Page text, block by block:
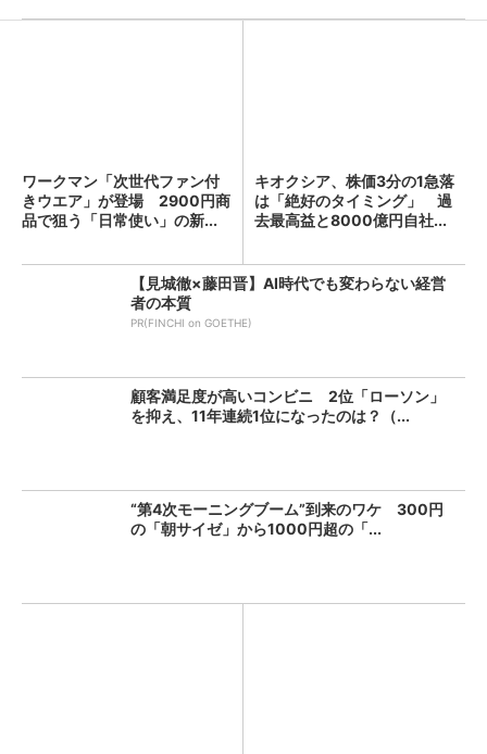
ワークマン「次世代ファン付
きウエア」が登場 2900円商
品で狙う「日常使い」の新...
キオクシア、株価3分の1急落
は「絶好のタイミング」 過
去最高益と8000億円自社...
【見城徹×藤田晋】AI時代でも変わらない経営
者の本質
PR(FINCHI on GOETHE)
顧客満足度が高いコンビニ 2位「ローソン」
を抑え、11年連続1位になったのは？（...
“第4次モーニングブーム”到来のワケ 300円
の「朝サイゼ」から1000円超の「...